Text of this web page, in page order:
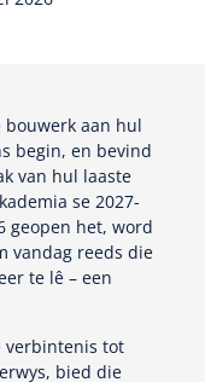
bouwerk aan hul
begin, en bevind
van hul laaste
se 2027-
geopen het, word
vandag reeds die
te lê – een
verbintenis tot
bied die